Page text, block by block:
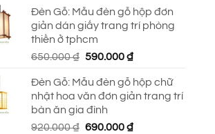
là:
2.145.000 ₫.
tại
là:
Đèn Gỗ: Mẫu đèn gỗ hộp đơn
giản dán giấy trang trí phòng
thiền ở tphcm
650.000₫ Giá
là:
650.000 ₫.
590.000₫Giá
tại
là:
Đèn Gỗ: Mẫu đèn gỗ hộp chữ
nhật hoa văn đơn giản trang trí
bàn ăn gia đình
920.000₫ Giá
690.000₫Giá